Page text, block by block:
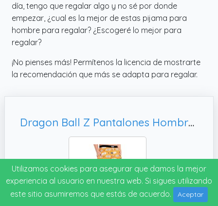
día, tengo que regalar algo y no sé por donde
empezar, ¿cual es la mejor de estas pijama para
hombre para regalar? ¿Escogeré lo mejor para
regalar?
¡No pienses más! Permítenos la licencia de mostrarte
la recomendación que más se adapta para regalar.
Dragon Ball Z Pantalones Hombre y Adolescente Pantalon Pijama Goku Verano Invierno Ropa Hombre Anime Ideas de Regalos (2XL, Naranja)
Utilizamos cookies para asegurar que damos la mejor
experiencia al usuario en nuestra web. Si sigues utilizando
este sitio asumiremos que estás de acuerdo.
Aceptar